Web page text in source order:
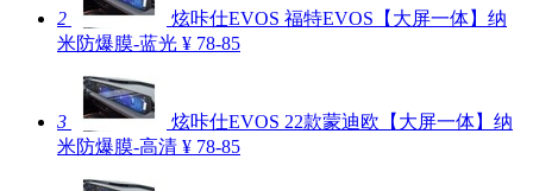
2
炫咔仕EVOS 福特EVOS【大屏一体】纳
米防爆膜-蓝光 ¥ 78-85
3
炫咔仕EVOS 22款蒙迪欧【大屏一体】纳
米防爆膜-高清 ¥ 78-85